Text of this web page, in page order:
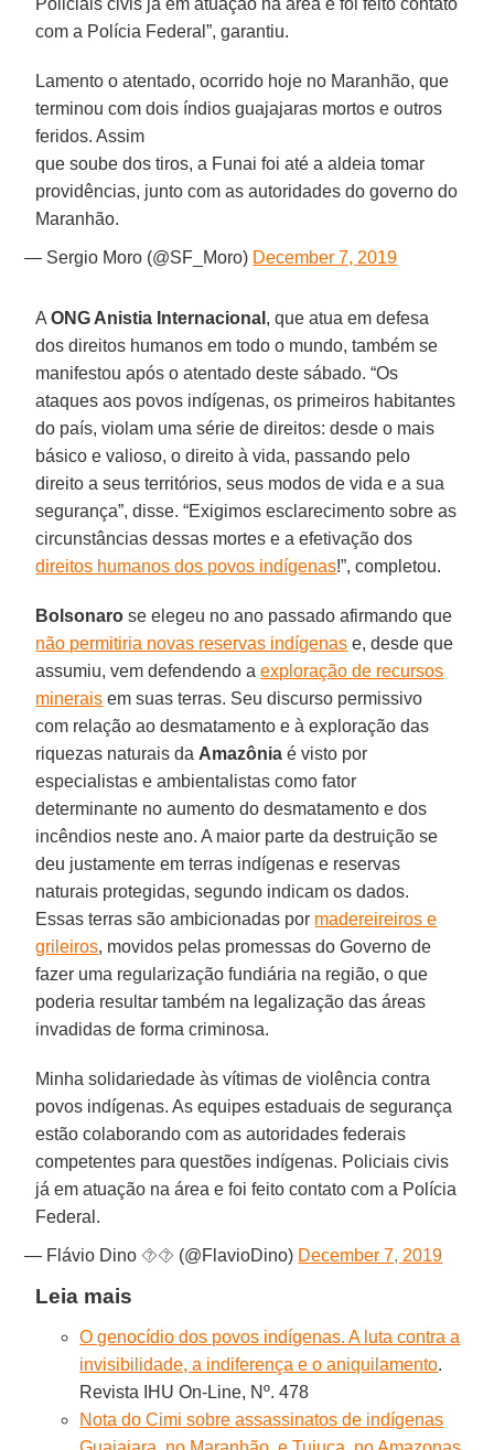
Policiais civis já em atuação na área e foi feito contato
com a Polícia Federal”, garantiu.
Lamento o atentado, ocorrido hoje no Maranhão, que
terminou com dois índios guajajaras mortos e outros
feridos. Assim
que soube dos tiros, a Funai foi até a aldeia tomar
providências, junto com as autoridades do governo do
Maranhão.
— Sergio Moro (@SF_Moro) December 7, 2019
AONG Anistia Internacional , que atua em defesa
dos direitos humanos em todo o mundo, também se
manifestou após o atentado deste sábado. “Os
ataques aos povos indígenas, os primeiros habitantes
do país, violam uma série de direitos: desde o mais
básico e valioso, o direito à vida, passando pelo
direito a seus territórios, seus modos de vida e a sua
segurança”, disse. “Exigimos esclarecimento sobre as
circunstâncias dessas mortes e a efetivação dos
direitos humanos dos povos indígenas!”, completou.
Bolsonaro se elegeu no ano passado afirmando que
não permitiria novas reservas indígenas e, desde que
assumiu, vem defendendo aexploração de recursos
minerais em suas terras. Seu discurso permissivo
com relação ao desmatamento e à exploração das
riquezas naturais da Amazônia é visto por
especialistas e ambientalistas como fator
determinante no aumento do desmatamento e dos
incêndios neste ano. A maior parte da destruição se
deu justamente em terras indígenas e reservas
naturais protegidas, segundo indicam os dados.
Essas terras são ambicionadas por madereireiros e
grileiros, movidos pelas promessas do Governo de
fazer uma regularização fundiária na região, o que
poderia resultar também na legalização das áreas
invadidas de forma criminosa.
Minha solidariedade às vítimas de violência contra
povos indígenas. As equipes estaduais de segurança
estão colaborando com as autoridades federais
competentes para questões indígenas. Policiais civis
já em atuação na área e foi feito contato com a Polícia
Federal.
— Flávio Dino ⯑⯑ (@FlavioDino) December 7, 2019
Leia mais
O genocídio dos povos indígenas. A luta contra a
invisibilidade, a indiferença e o aniquilamento.
Revista IHU On-Line, Nº. 478
Nota do Cimi sobre assassinatos de indígenas